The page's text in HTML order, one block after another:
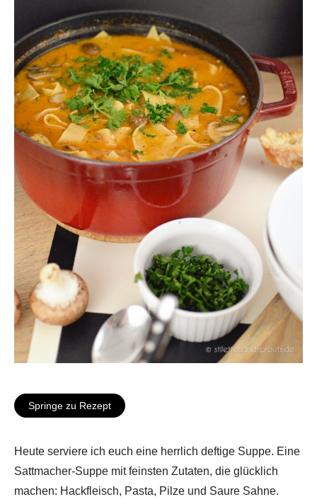
Springe zu Rezept
Heute serviere ich euch eine herrlich deftige Suppe. Eine
Sattmacher-Suppe mit feinsten Zutaten, die glücklich
machen: Hackfleisch, Pasta, Pilze und Saure Sahne.